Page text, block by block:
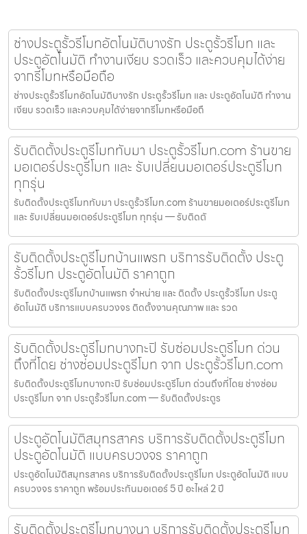
ช่างประตูรั้วรีโมทอัตโนมัติบางรัก ประตูรั้วรีโมท และ
ประตูอัตโนมัติ ทำงานเงียบ รวดเร็ว และควบคุมได้ง่าย
จากรีโมทหรือมือถือ
ช่างประตูรั้วรีโมทอัตโนมัติบางรัก ประตูรั้วรีโมท และ ประตูอัตโนมัติ ทำงาน
เงียบ รวดเร็ว และควบคุมได้ง่ายจากรีโมทหรือมือถื
รับติดตั้งประตูรีโมททับมา ประตูรั้วรีโมท.com ร้านขาย
มอเตอร์ประตูรีโมท และ รับเปลี่ยนมอเตอร์ประตูรีโมท
ทุกรุ่น
รับติดตั้งประตูรีโมททับมา ประตูรั้วรีโมท.com ร้านขายมอเตอร์ประตูรีโมท
และ รับเปลี่ยนมอเตอร์ประตูรีโมท ทุกรุ่น — รับติดตั
รับติดตั้งประตูรีโมทบ้านแพรก บริการรับติดตั้ง ประตู
รั้วรีโมท ประตูอัตโนมัติ ราคาถูก
รับติดตั้งประตูรีโมทบ้านแพรก จำหน่าย และ ติดตั้ง ประตูรั้วรีโมท ประตู
อัตโนมัติ บริการแบบครบวงจร ติดตั้งงานคุณภาพ และ รวด
รับติดตั้งประตูรีโมทบางกะปิ รับซ่อมประตูรีโมท ด่วน
ถึงที่โดย ช่างซ่อมประตูรีโมท จาก ประตูรั้วรีโมท.com
รับติดตั้งประตูรีโมทบางกะปิ รับซ่อมประตูรีโมท ด่วนถึงที่โดย ช่างซ่อม
ประตูรีโมท จาก ประตูรั้วรีโมท.com — รับติดตั้งประตูร
ประตูอัตโนมัติสมุทรสาคร บริการรับติดตั้งประตูรีโมท
ประตูอัตโนมัติ แบบครบวงจร ราคาถูก
ประตูอัตโนมัติสมุทรสาคร บริการรับติดตั้งประตูรีโมท ประตูอัตโนมัติ แบบ
ครบวงจร ราคาถูก พร้อมประกันมอเตอร์ 5 ปี อะไหล่ 2 ปี
รับติดตั้งประตูรีโมทบางนา บริการรับติดตั้งประตูรีโมท